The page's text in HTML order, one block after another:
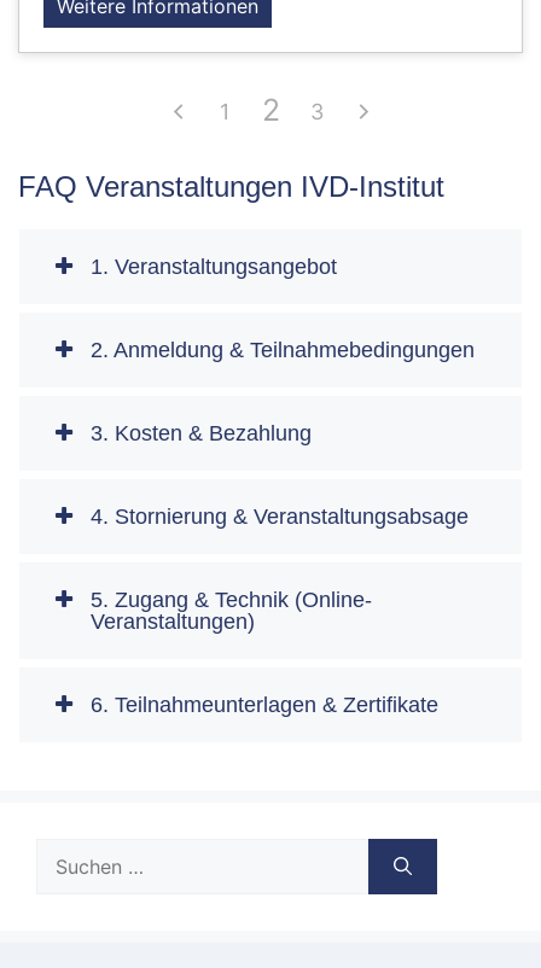
Weitere Informationen
1 2 3
FAQ Veranstaltungen IVD-Institut
1. Veranstaltungsangebot
2. Anmeldung & Teilnahmebedingungen
3. Kosten & Bezahlung
4. Stornierung & Veranstaltungsabsage
5. Zugang & Technik (Online-
Veranstaltungen)
6. Teilnahmeunterlagen & Zertifikate
nach: